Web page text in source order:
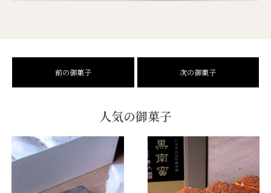
前の御菓子 次の御菓子
人気の御菓子